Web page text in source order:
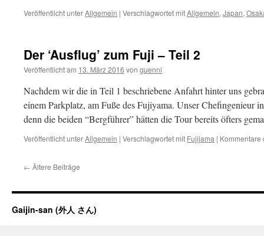
Veröffentlicht unterAllgemein | Verschlagwortet mitAllgemein, Japan,
Der ‘Ausflug’ zum Fuji – Teil 2
Veröffentlicht am 13. März 2016 von guenni
Nachdem wir die in Teil 1 beschriebene Anfahrt hinter uns
einem Parkplatz, am Fuße des Fujiyama. Unser Chefingenieur
denn die beiden “Bergführer” hätten die Tour bereits öfters
Veröffentlicht unterAllgemein | Verschlagwortet mit Fujijama | Kommentare
← Ältere Beiträge
Gaijin-san (外人 さん)